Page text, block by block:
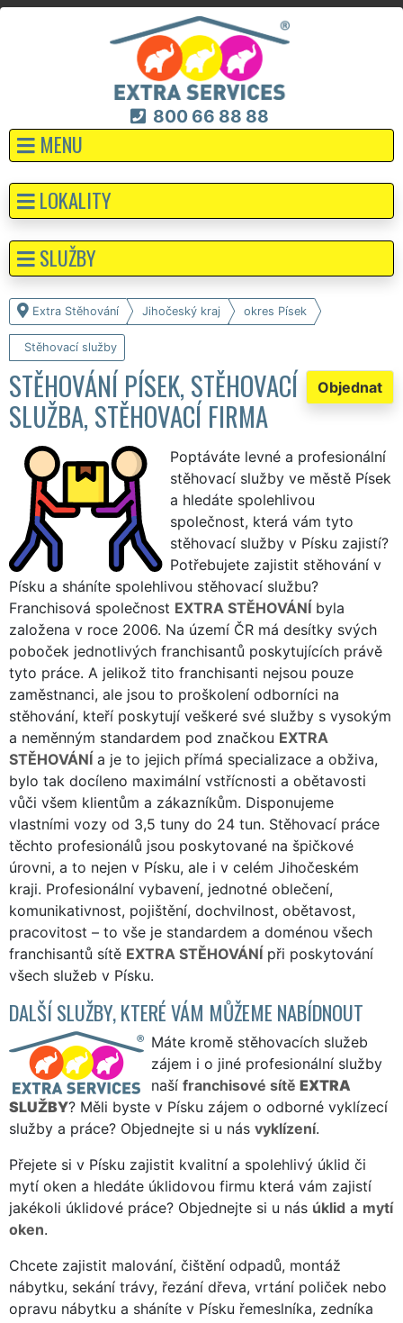
800 66 88 88
MENU
Extra Stěhování Jihočeský kraj okres Písek
Stěhovací služby
Objednat
STĚHOVÁNÍ PÍSEK, STĚHOVACÍ
SLUŽBA, STĚHOVACÍ FIRMA
Poptáváte levné a profesionální
stěhovací služby ve městě Písek
a hledáte spolehlivou
společnost, která vám tyto
stěhovací služby v Písku zajistí?
Potřebujete zajistit stěhování v
Písku a sháníte spolehlivou stěhovací službu?
Franchisová společnost EXTRA STĚHOVÁNÍ byla
založena v roce 2006. Na území ČR má desítky svých
poboček jednotlivých franchisantů poskytujících právě
tyto práce. A jelikož tito franchisanti nejsou pouze
zaměstnanci, ale jsou to proškolení odborníci na
stěhování, kteří poskytují veškeré své služby s vysokým
a neměnným standardem pod značkou EXTRA
STĚHOVÁNÍ a je to jejich přímá specializace a obživa,
bylo tak docíleno maximální vstřícnosti a obětavosti
vůči všem klientům a zákazníkům. Disponujeme
vlastními vozy od 3,5 tuny do 24 tun. Stěhovací práce
těchto profesionálů jsou poskytované na špičkové
úrovni, a to nejen v Písku, ale i v celém Jihočeském
kraji. Profesionální vybavení, jednotné oblečení,
komunikativnost, pojištění, dochvilnost, obětavost,
pracovitost – to vše je standardem a doménou všech
franchisantů sítě EXTRA STĚHOVÁNÍ při poskytování
všech služeb v Písku.
DALŠÍ SLUŽBY, KTERÉ VÁM MŮŽEME NABÍDNOUT
Máte kromě stěhovacích služeb
zájem i o jiné profesionální služby
naší franchisové sítě EXTRA
SLUŽBY? Měli byste v Písku zájem o odborné vyklízecí
služby a práce? Objednejte si u nás vyklízení.
Přejete si v Písku zajistit kvalitní a spolehlivý úklid či
mytí oken a hledáte úklidovou firmu která vám zajistí
jakékoli úklidové práce? Objednejte si u nás úklid a mytí
oken.
Chcete zajistit malování, čištění odpadů, montáž
nábytku, sekání trávy, řezání dřeva, vrtání poliček nebo
opravu nábytku a sháníte v Písku řemeslníka, zedníka
LOKALITY
SLUŽBY